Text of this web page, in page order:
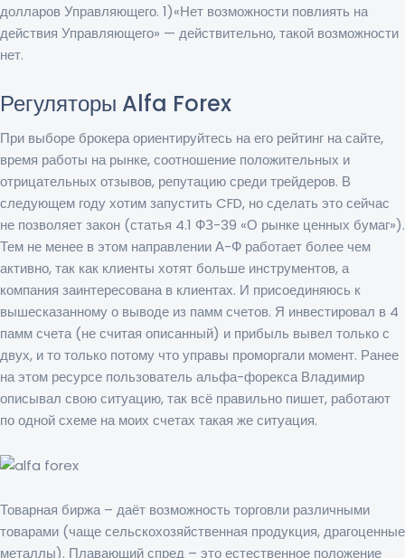
долларов Управляющего. 1)«Нет возможности повлиять на
действия Управляющего» — действительно, такой возможности
нет.
Регуляторы Alfa Forex
При выборе брокера ориентируйтесь на его рейтинг на сайте,
время работы на рынке, соотношение положительных и
отрицательных отзывов, репутацию среди трейдеров. В
следующем году хотим запустить CFD, но сделать это сейчас
не позволяет закон (статья 4.1 ФЗ-39 «О рынке ценных бумаг»).
Тем не менее в этом направлении А-Ф работает более чем
активно, так как клиенты хотят больше инструментов, а
компания заинтересована в клиентах. И присоединяюсь к
вышесказанному о выводе из памм счетов. Я инвестировал в 4
памм счета (не считая описанный) и прибыль вывел только с
двух, и то только потому что управы проморгали момент. Ранее
на этом ресурсе пользователь альфа-форекса Владимир
описывал свою ситуацию, так всё правильно пишет, работают
по одной схеме на моих счетах такая же ситуация.
Товарная биржа – даёт возможность торговли различными
товарами (чаще сельскохозяйственная продукция, драгоценные
металлы). Плавающий спред – это естественное положение